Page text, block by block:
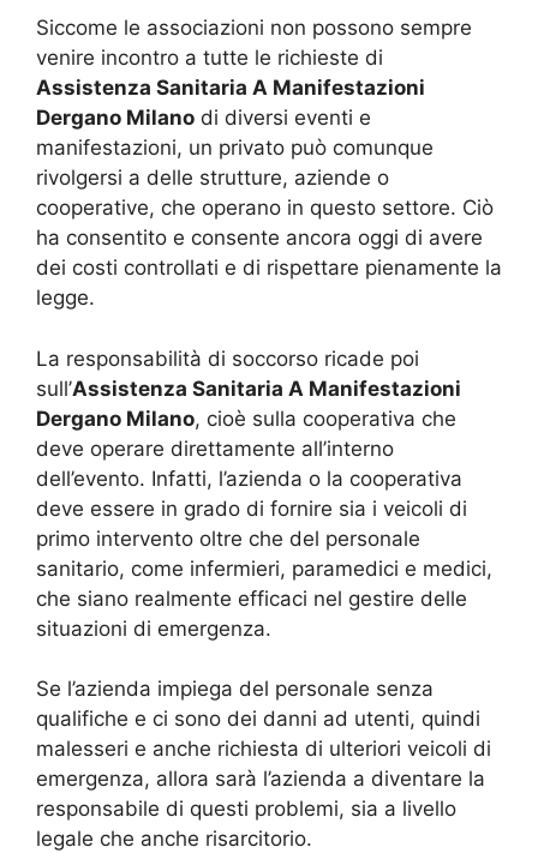
Siccome le associazioni non possono sempre
venire incontro a tutte le richieste di
Assistenza Sanitaria A Manifestazioni
Dergano Milano di diversi eventi e
manifestazioni, un privato può comunque
rivolgersi a delle strutture, aziende o
cooperative, che operano in questo settore. Ciò
ha consentito e consente ancora oggi di avere
dei costi controllati e di rispettare pienamente la
legge.
La responsabilità di soccorso ricade poi
sull’Assistenza Sanitaria A Manifestazioni
Dergano Milano, cioè sulla cooperativa che
deve operare direttamente all’interno
dell’evento. Infatti, l’azienda o la cooperativa
deve essere in grado di fornire sia i veicoli di
primo intervento oltre che del personale
sanitario, come infermieri, paramedici e medici,
che siano realmente efficaci nel gestire delle
situazioni di emergenza.
Se l’azienda impiega del personale senza
qualifiche e ci sono dei danni ad utenti, quindi
malesseri e anche richiesta di ulteriori veicoli di
emergenza, allora sarà l’azienda a diventare la
responsabile di questi problemi, sia a livello
legale che anche risarcitorio.